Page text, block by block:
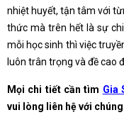
nhiệt huyết, tận tâm với
thức mà trên hết là sự
mỗi học sinh thì việc
luôn trân trọng và đề cao
Mọi chi tiết cần tìm Gia
vui lòng liên hệ với